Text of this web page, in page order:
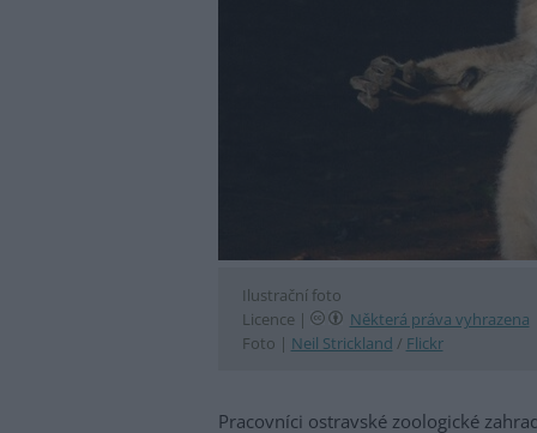
Ilustrační foto
Licence |
Některá práva vyhrazena
Foto | Neil Strickland / Flickr
Pracovníci ostravské zoologické